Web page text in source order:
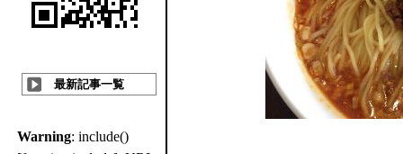
最新記事一覧
Warning: include()